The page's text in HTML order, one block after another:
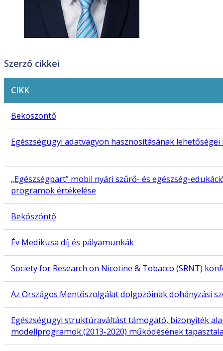
Szerző cikkei
CIKK
Beköszöntő
Egészségügyi adatvagyon hasznosításának
„Egészségpart” mobil nyári szűrő- és egészség-
programok értékelése
Beköszöntő
Év Medikusa díj és pályamunkák
Society for Research on Nicotine & Tobacco (SRNT)
Az Országos Mentőszolgálat dolgozóinak dohányzási
Egészségügyi struktúraváltást támogató, bizonyíték
modellprogramok (2013-2020) működésének